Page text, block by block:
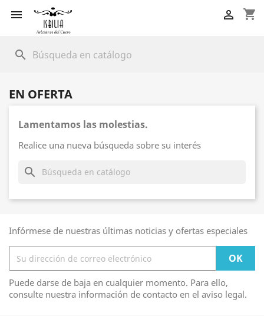
 shopping_cart

search
EN OFERTA
Lamentamos las molestias.
Realice una nueva búsqueda sobre su interés
search
Infórmese de nuestras últimas noticias y ofertas especiales
Puede darse de baja en cualquier momento. Para ello,
consulte nuestra información de contacto en el aviso legal.